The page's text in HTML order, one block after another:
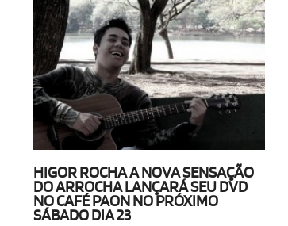
HIGOR ROCHA A NOVA SENSAÇÃO
DO ARROCHA LANÇARÁ SEU DVD
NO CAFÉ PAON NO PRÓXIMO
SÁBADO DIA 23